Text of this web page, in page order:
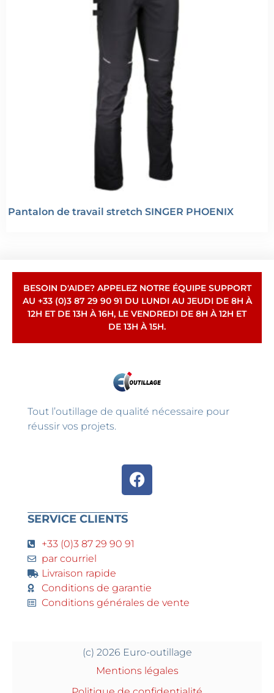
Pantalon de travail stretch SINGER PHOENIX
BESOIN D'AIDE? APPELEZ NOTRE ÉQUIPE SUPPORT
AU +33 (0)3 87 29 90 91 DU LUNDI AU JEUDI DE 8H À
12H ET DE 13H À 16H, LE VENDREDI DE 8H À 12H ET
DE 13H À 15H.
Tout l’outillage de qualité nécessaire pour
réussir vos projets.
SERVICE CLIENTS
+33 (0)3 87 29 90 91
par courriel
Livraison rapide
Conditions de garantie
Conditions générales de vente
(c) 2026 Euro-outillage
Mentions légales